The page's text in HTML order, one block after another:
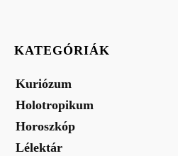
KATEGÓRIÁK
Kuriózum
Holotropikum
Horoszkóp
Lélektár